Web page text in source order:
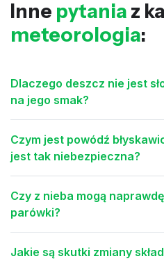
Inne pytania z
meteorologia:
Dlaczego deszcz nie jest
na jego smak?
Czym jest powódź
jest tak niebezpieczna?
Czy z nieba mogą
parówki?
Jakie są skutki zmiany